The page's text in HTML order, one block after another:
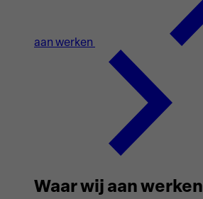
aan werken
Waar wij aan werken